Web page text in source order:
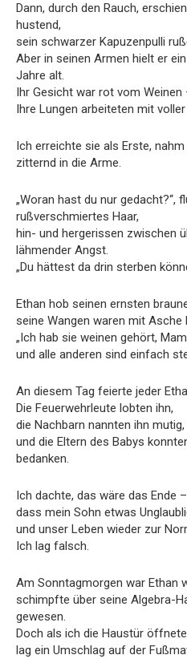
Dann, durch den Rauch,
hustend,
sein schwarzer Kapuzenpulli
Aber in seinen Armen hielt er
Jahre alt.
Ihr Gesicht war rot vom Weinen
Ihre Lungen arbeiteten mit
Ich erreichte sie als Erste,
zitternd in die Arme.
„Woran hast du nur gedacht?“,
rußverschmiertes Haar,
hin- und hergerissen zwischen
lähmender Angst.
„Du hättest da drin sterben
Ethan hob seinen ernsten
seine Wangen waren mit Asche
„Ich hab sie weinen gehört,
und alle anderen sind einfach
An diesem Tag feierte jeder
Die Feuerwehrleute lobten ihn,
die Nachbarn nannten ihn mutig,
und die Eltern des Babys
bedanken.
Ich dachte, das wäre das Ende –
dass mein Sohn etwas
und unser Leben wieder zur
Ich lag falsch.
Am Sonntagmorgen war Ethan
schimpfte über seine Algebra-
gewesen.
Doch als ich die Haustür
lag ein Umschlag auf der